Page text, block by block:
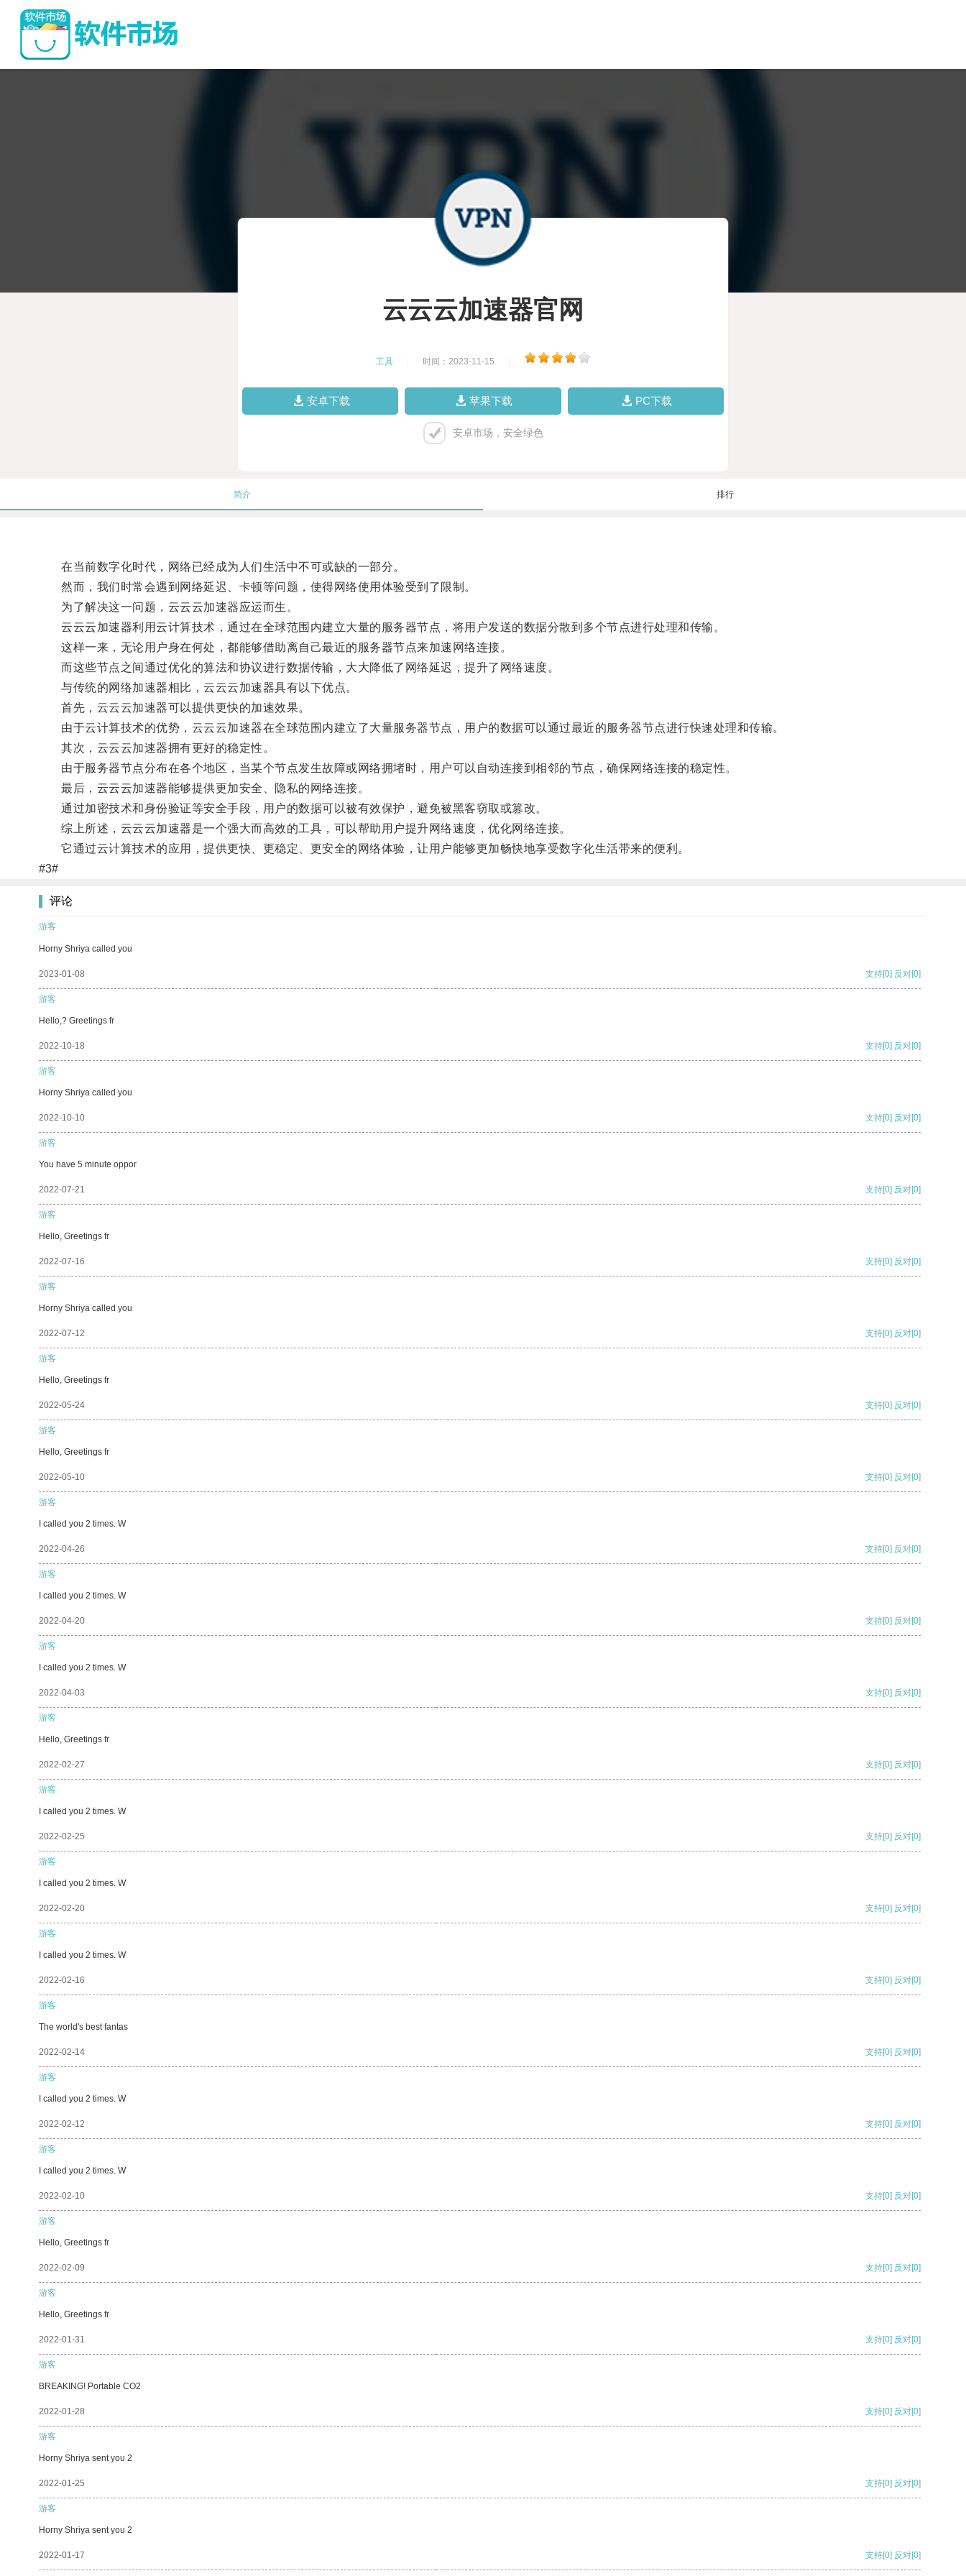
云云云加速器官网
工具 时间：2023-11-15
安卓下载 苹果下载 PC下载
安卓市场，安全绿色
简介 排行
在当前数字化时代，网络已经成为人们生活中不可或缺的一部分。
然而，我们时常会遇到网络延迟、卡顿等问题，使得网络使用体验受到了限制。
为了解决这一问题，云云云加速器应运而生。
云云云加速器利用云计算技术，通过在全球范围内建立大量的服务器节点，将用户发送的数据分散到多个节点进行处理和传输。
这样一来，无论用户身在何处，都能够借助离自己最近的服务器节点来加速网络连接。
而这些节点之间通过优化的算法和协议进行数据传输，大大降低了网络延迟，提升了网络速度。
与传统的网络加速器相比，云云云加速器具有以下优点。
首先，云云云加速器可以提供更快的加速效果。
由于云计算技术的优势，云云云加速器在全球范围内建立了大量服务器节点，用户的数据可以通过最近的服务器节点进行快速处理和传输。
其次，云云云加速器拥有更好的稳定性。
由于服务器节点分布在各个地区，当某个节点发生故障或网络拥堵时，用户可以自动连接到相邻的节点，确保网络连接的稳定性。
最后，云云云加速器能够提供更加安全、隐私的网络连接。
通过加密技术和身份验证等安全手段，用户的数据可以被有效保护，避免被黑客窃取或篡改。
综上所述，云云云加速器是一个强大而高效的工具，可以帮助用户提升网络速度，优化网络连接。
它通过云计算技术的应用，提供更快、更稳定、更安全的网络体验，让用户能够更加畅快地享受数字化生活带来的便利。
#3#
评论
游客
Horny Shriya called you
2023-01-08 支持[0] 反对[0]
游客
Hello,? Greetings fr
2022-10-18 支持[0] 反对[0]
游客
Horny Shriya called you
2022-10-10 支持[0] 反对[0]
游客
You have 5 minute oppor
2022-07-21 支持[0] 反对[0]
游客
Hello, Greetings fr
2022-07-16 支持[0] 反对[0]
游客
Horny Shriya called you
2022-07-12 支持[0] 反对[0]
游客
Hello, Greetings fr
2022-05-24 支持[0] 反对[0]
游客
Hello, Greetings fr
2022-05-10 支持[0] 反对[0]
游客
I called you 2 times. W
2022-04-26 支持[0] 反对[0]
游客
I called you 2 times. W
2022-04-20 支持[0] 反对[0]
游客
I called you 2 times. W
2022-04-03 支持[0] 反对[0]
游客
Hello, Greetings fr
2022-02-27 支持[0] 反对[0]
游客
I called you 2 times. W
2022-02-25 支持[0] 反对[0]
游客
I called you 2 times. W
2022-02-20 支持[0] 反对[0]
游客
I called you 2 times. W
2022-02-16 支持[0] 反对[0]
游客
The world's best fantas
2022-02-14 支持[0] 反对[0]
游客
I called you 2 times. W
2022-02-12 支持[0] 反对[0]
游客
I called you 2 times. W
2022-02-10 支持[0] 反对[0]
游客
Hello, Greetings fr
2022-02-09 支持[0] 反对[0]
游客
Hello, Greetings fr
2022-01-31 支持[0] 反对[0]
游客
BREAKING! Portable CO2
2022-01-28 支持[0] 反对[0]
游客
Horny Shriya sent you 2
2022-01-25 支持[0] 反对[0]
游客
Horny Shriya sent you 2
2022-01-17 支持[0] 反对[0]